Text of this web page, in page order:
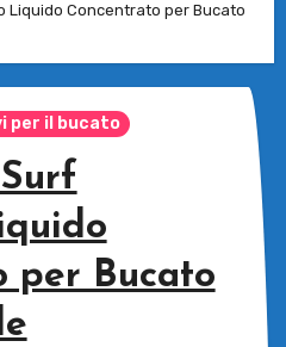
Liquido Concentrato per Bucato
per il bucato
per Bucato